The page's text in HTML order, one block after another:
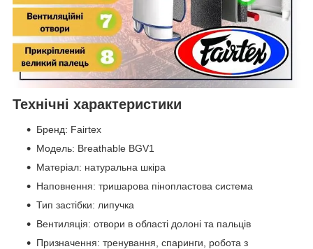
Технічні характеристики
Бренд: Fairtex
Модель: Breathable BGV1
Матеріал: натуральна шкіра
Наповнення: тришарова пінопластова система
Тип застібки: липучка
Вентиляція: отвори в області долоні та пальців
Призначення: тренування, спаринги, робота з